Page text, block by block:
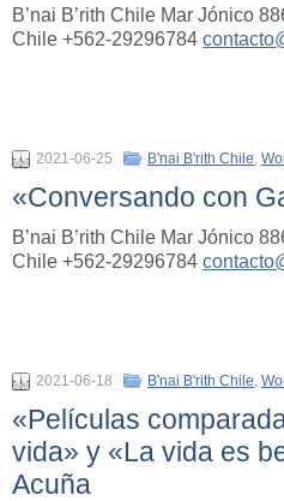
B’nai B’rith Chile Mar Jónico
Chile +562-29296784
2021-06-25 B'nai B'rith Chile,
«Conversando con
B’nai B’rith Chile Mar Jónico
Chile +562-29296784
2021-06-18 B'nai B'rith Chile,
«Películas
vida» y «La vida es
Acuña